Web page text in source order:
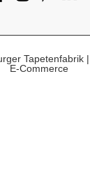
Tapetenfabrik
E-Commerce